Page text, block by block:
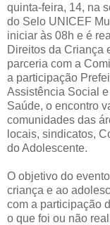
quinta-feira, 14, na
do Selo UNICEF
iniciar às 08h e é
Direitos da Criança
parceria com a
a participação
Assistência Social
Saúde, o encontro
comunidades das
locais, sindicatos,
do Adolescente.
O objetivo do
criança e ao
com a participação
o que foi ou não